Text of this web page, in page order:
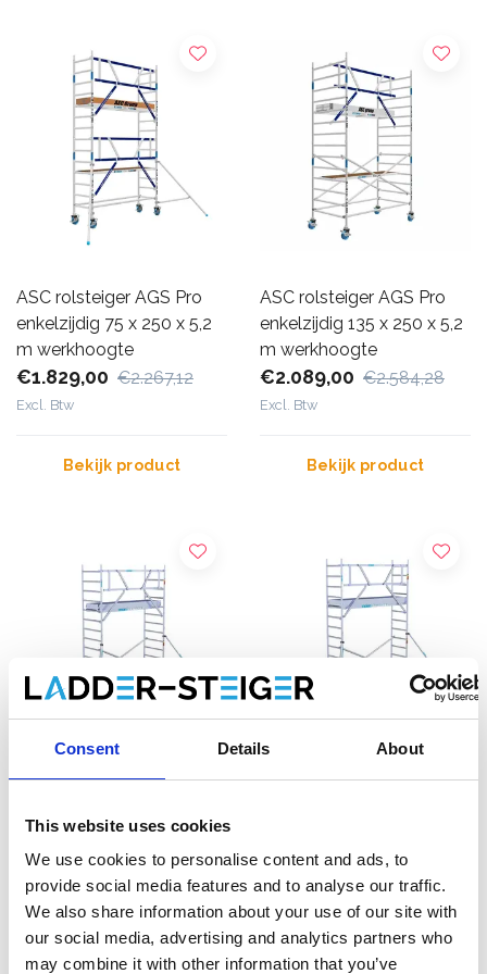
Consent Details About
This website uses cookies
We use cookies to personalise content and ads, to
provide social media features and to analyse our traffic.
We also share information about your use of our site with
our social media, advertising and analytics partners who
may combine it with other information that you’ve
ASC rolsteiger AGS Pro
enkelzijdig 75 x 250 x 5,2
m werkhoogte
€1.829,00 €2.267,12
Excl. Btw
Bekijk product
ASC rolsteiger AGS Pro
enkelzijdig 135 x 250 x 5,2
m werkhoogte
€2.089,00 €2.584,28
Excl. Btw
Bekijk product
Original 90x250
€1.599,00 €1.978,84
Excl. Btw
Bekijk product
€1.419,00 €1.549,00
Excl. Btw
Bekijk product